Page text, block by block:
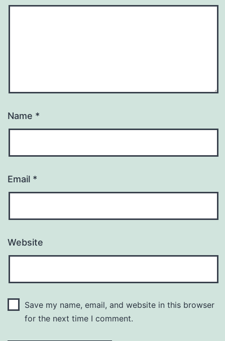
Name *
Email *
Website
Save my name, email, and website in this browser
for the next time I comment.